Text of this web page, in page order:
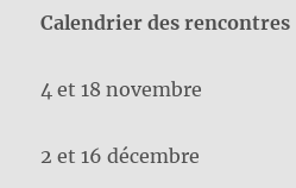
Calendrier des rencontres
4 et 18 novembre
2 et 16 décembre